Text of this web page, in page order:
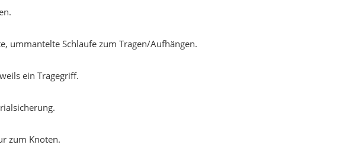
ummantelte Schlaufe zum Tragen/Aufhängen.
ein Tragegriff.
zum Knoten.